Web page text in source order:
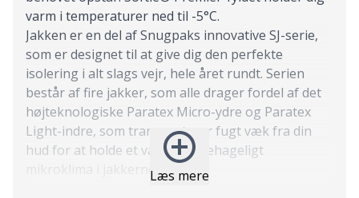
Læs mere
varm i temperaturer ned til -5°C.
Jakken er en del af Snugpaks innovative SJ-serie,
som er designet til at give dig den perfekte
isolering i alt slags vejr, hele året rundt. Serien
består af fire jakker, som alle drager fordel af det
højteknologiske Paratex Micro-ydre og Paratex
Light-indre, som transporterer fugt væk fra din
hud for at holde et varmt og behageligt
mikroklima i jakkerne.